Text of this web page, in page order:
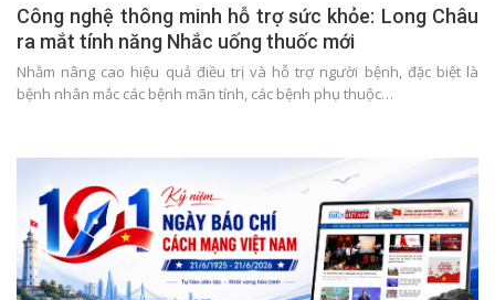
Công nghệ thông minh hỗ trợ sức khỏe: Long Châu
ra mắt tính năng Nhắc uống thuốc mới
Nhằm nâng cao hiệu quả điều trị và hỗ trợ người bệnh, đặc biệt là
bệnh nhân mắc các bệnh mãn tính, các bệnh phụ thuộc…